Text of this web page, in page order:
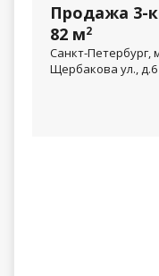
Продажа 3-
82 м2
Санкт-Петербург,
Щербакова ул., д.6